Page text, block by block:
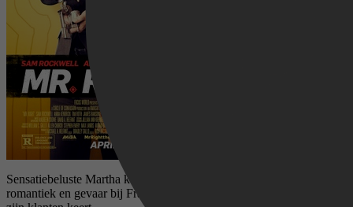
Sensatiebeluste Martha komt uit een slechte relatie en vindt
romantiek en gevaar bij Francis, een huurmoordenaar die zich tegen